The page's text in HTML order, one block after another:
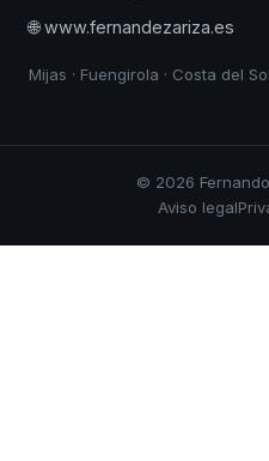
🌐 www.fernandezariza.es
Mijas · Fuengirola · Costa del Sol
© 2026
Aviso legal